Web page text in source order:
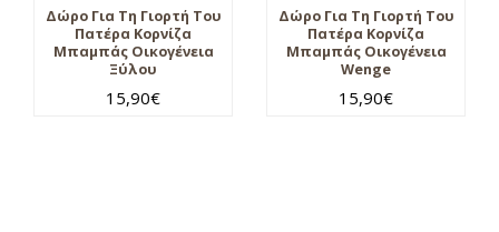
Δώρο Για Τη Γιορτή Του
Πατέρα Κορνίζα
Μπαμπάς Οικογένεια
Ξύλου
15,90€
Δώρο Για Τη Γιορτή Του
Πατέρα Κορνίζα
Μπαμπάς Οικογένεια
Wenge
15,90€